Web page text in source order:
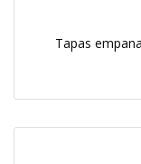
Tapas